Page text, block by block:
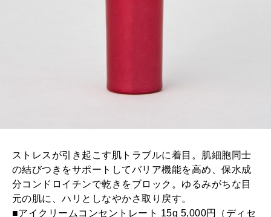
ストレスが引き起こす肌トラブルに着目。肌細胞同士
の結びつきをサポートしてバリア機能を高め、保水成
分コンドロイチンで乾きをブロック。ゆるみがちな目
元の肌に、ハリとしなやかさ取り戻す。
■アイクリームコンセントレート 15g 5,000円（ディセ